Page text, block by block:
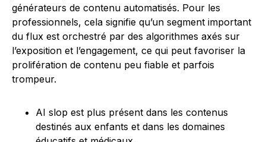
générateurs de contenu automatisés. Pour les
professionnels, cela signifie qu’un segment important
du flux est orchestré par des algorithmes axés sur
l’exposition et l’engagement, ce qui peut favoriser la
prolifération de contenu peu fiable et parfois
trompeur.
AI slop est plus présent dans les contenus
destinés aux enfants et dans les domaines